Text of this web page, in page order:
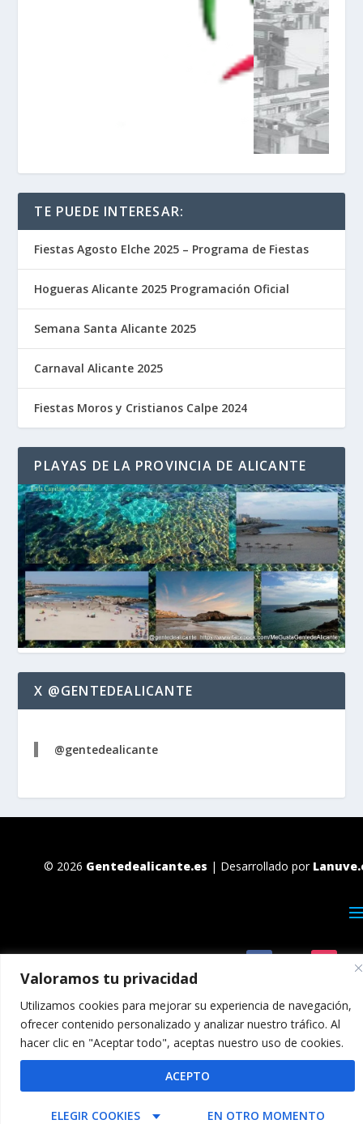
Valoramos tu privacidad
Utilizamos cookies para mejorar su experiencia de navegación,
ofrecer contenido personalizado y analizar nuestro tráfico. Al
hacer clic en "Aceptar todo", aceptas nuestro uso de cookies.
ELEGIR COOKIES EN OTRO MOMENTO
ACEPTO
TE PUEDE INTERESAR:
Fiestas Agosto Elche 2025 – Programa de Fiestas
Hogueras Alicante 2025 Programación Oficial
Semana Santa Alicante 2025
Carnaval Alicante 2025
Fiestas Moros y Cristianos Calpe 2024
PLAYAS DE LA PROVINCIA DE ALICANTE
X @GENTEDEALICANTE
@gentedealicante
© 2026 Gentedealicante.es | Desarrollado por